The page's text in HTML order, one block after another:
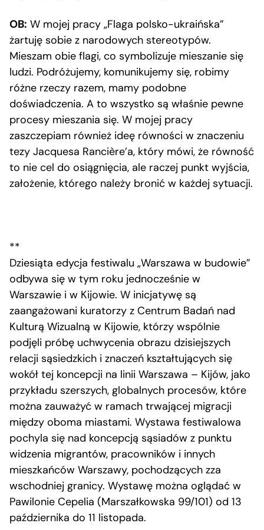
OB: W mojej pracy „Flaga polsko-ukraińska”
żartuję sobie z narodowych stereotypów.
Mieszam obie flagi, co symbolizuje mieszanie się
ludzi. Podróżujemy, komunikujemy się, robimy
różne rzeczy razem, mamy podobne
doświadczenia. A to wszystko są właśnie pewne
procesy mieszania się. W mojej pracy
zaszczepiam również ideę równości w znaczeniu
tezy Jacquesa Rancière’a, który mówi, że równość
to nie cel do osiągnięcia, ale raczej punkt wyjścia,
założenie, którego należy bronić w każdej sytuacji.
**
Dziesiąta edycja festiwalu „Warszawa w budowie”
odbywa się w tym roku jednocześnie w
Warszawie i w Kijowie. W inicjatywę są
zaangażowani kuratorzy z Centrum Badań nad
Kulturą Wizualną w Kijowie, którzy wspólnie
podjęli próbę uchwycenia obrazu dzisiejszych
relacji sąsiedzkich i znaczeń kształtujących się
wokół tej koncepcji na linii Warszawa – Kijów, jako
przykładu szerszych, globalnych procesów, które
można zauważyć w ramach trwającej migracji
między oboma miastami. Wystawa festiwalowa
pochyla się nad koncepcją sąsiadów z punktu
widzenia migrantów, pracowników i innych
mieszkańców Warszawy, pochodzących zza
wschodniej granicy. Wystawę można oglądać w
Pawilonie Cepelia (Marszałkowska 99/101) od 13
października do 11 listopada.